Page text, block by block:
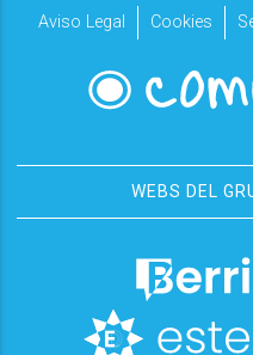
Aviso Legal
Cookies
WEBS DEL